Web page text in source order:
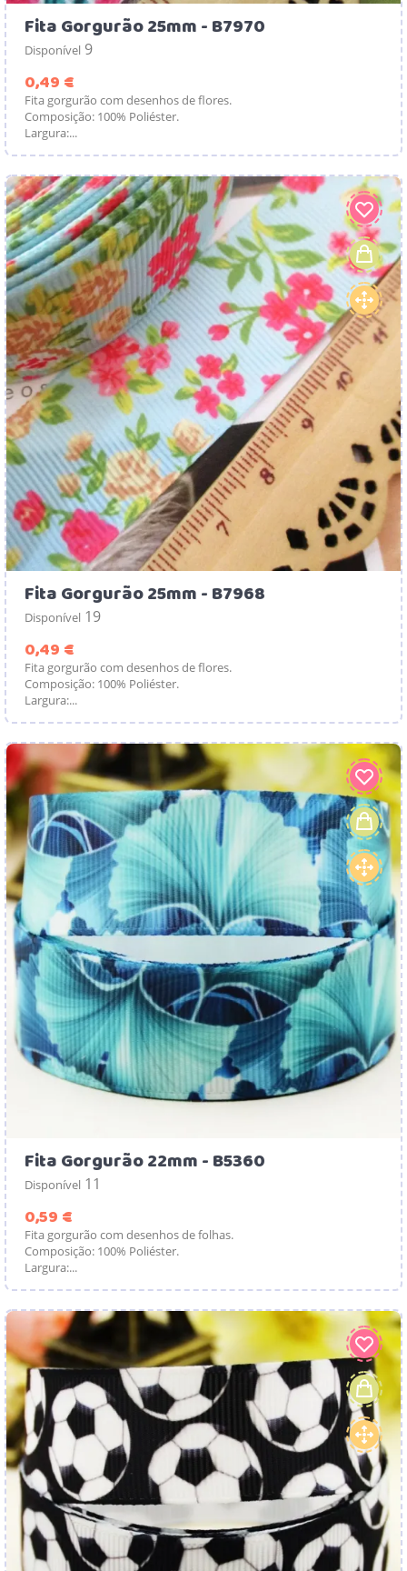
Fita Gorgurão 25mm - B7970
Disponível 9
0,49 €
Fita gorgurão com desenhos de flores.
Composição: 100% Poliéster.
Largura:...
Fita Gorgurão 25mm - B7968
Disponível 19
0,49 €
Fita gorgurão com desenhos de flores.
Composição: 100% Poliéster.
Largura:...
Fita Gorgurão 22mm - B5360
Disponível 11
0,59 €
Fita gorgurão com desenhos de folhas.
Composição: 100% Poliéster.
Largura:...